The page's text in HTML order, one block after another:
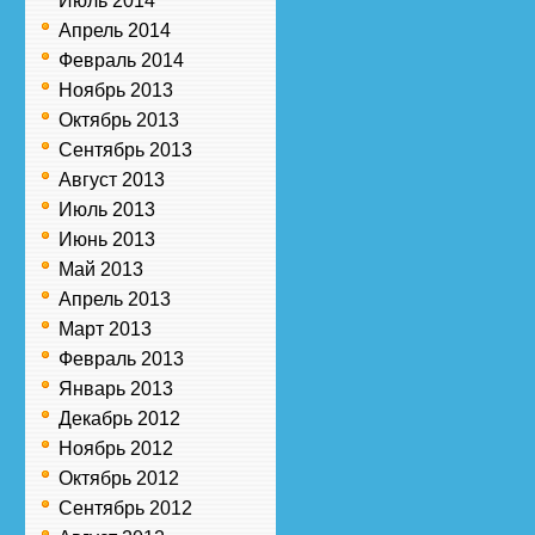
Апрель 2014
Февраль 2014
Ноябрь 2013
Октябрь 2013
Сентябрь 2013
Август 2013
Июль 2013
Июнь 2013
Май 2013
Апрель 2013
Март 2013
Февраль 2013
Январь 2013
Декабрь 2012
Ноябрь 2012
Октябрь 2012
Сентябрь 2012